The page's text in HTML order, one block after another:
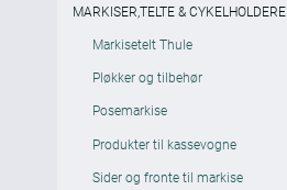
MARKISER,TELTE & CYKELHOLDERE
Markisetelt Thule
Pløkker og tilbehør
Posemarkise
Produkter til kassevogne
Sider og fronte til markise